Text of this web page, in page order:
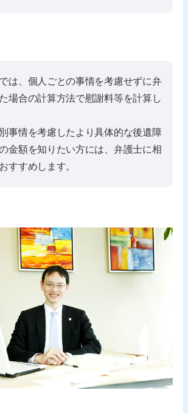
は、個人ごとの事情を考慮せずに弁
場合の計算方法で慰謝料等を計算し
事情を考慮したより具体的な後遺障
金額を知りたい方には、弁護士に相
すすめします。